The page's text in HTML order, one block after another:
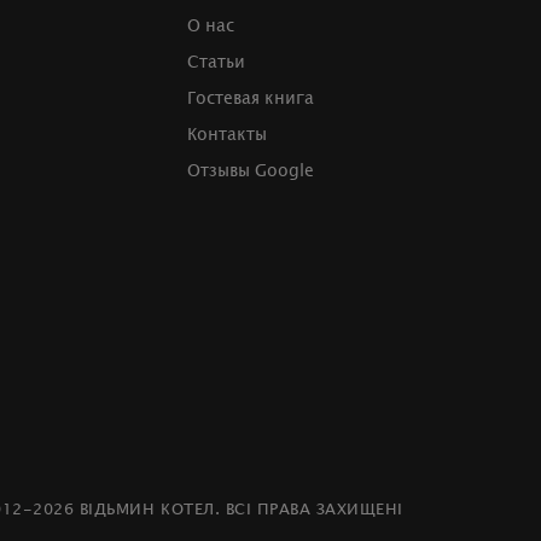
О нас
Статьи
Гостевая книга
Контакты
Отзывы Google
2026 ВІДЬМИН КОТЕЛ. ВСІ ПРАВА ЗАХИЩЕНІ